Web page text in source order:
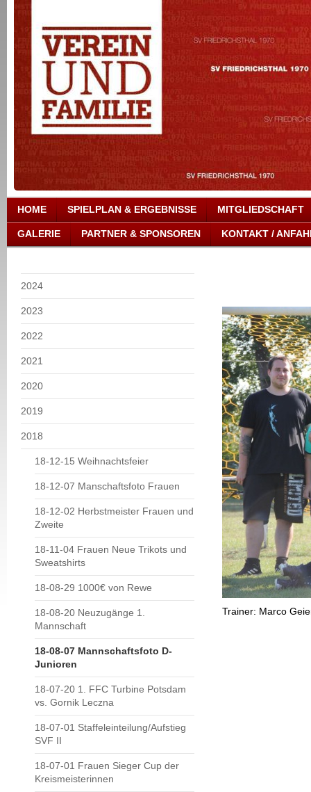
HOME SPIELPLAN & ERGEBNISSE MITGLIEDSCHAFT
GALERIE PARTNER & SPONSOREN KONTAKT /
2024
2023
2022
2021
2020
2019
2018
18-12-15 Weihnachtsfeier
18-12-07 Manschaftsfoto Frauen
18-12-02 Herbstmeister Frauen und
Zweite
18-11-04 Frauen Neue Trikots und
Sweatshirts
18-08-29 1000€ von Rewe
18-08-20 Neuzugänge 1.
Mannschaft
18-08-07 Mannschaftsfoto D-
Junioren
18-07-20 1. FFC Turbine Potsdam
vs. Gornik Leczna
18-07-01 Staffeleinteilung/Aufstieg
SVF II
18-07-01 Frauen Sieger Cup der
Kreismeisterinnen
Trainer: Marco